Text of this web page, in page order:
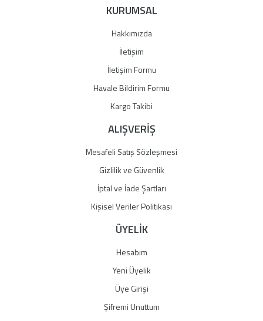
Ürün fiyatı diğer sitelerden daha pahalı.
Gönder
KURUMSAL
Hakkımızda
İletişim
İletişim Formu
Havale Bildirim Formu
Kargo Takibi
ALIŞVERİŞ
Mesafeli Satış Sözleşmesi
Gizlilik ve Güvenlik
İptal ve İade Şartları
Kişisel Veriler Politikası
ÜYELİK
Hesabım
Yeni Üyelik
Üye Girişi
Şifremi Unuttum